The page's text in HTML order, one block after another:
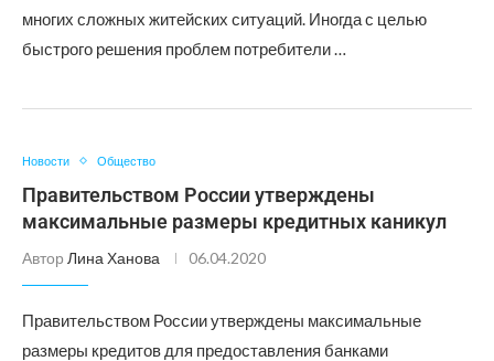
многих сложных житейских ситуаций. Иногда с целью
быстрого решения проблем потребители …
Новости Общество
Правительством России утверждены
максимальные размеры кредитных каникул
Автор Лина Ханова 06.04.2020
Правительством России утверждены максимальные
размеры кредитов для предоставления банками